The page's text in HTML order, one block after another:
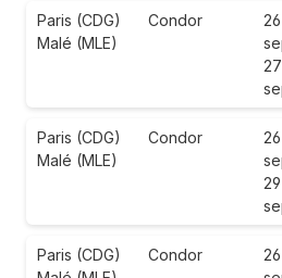
Paris (CDG)
Malé (MLE)
Condor
26
27
Paris (CDG)
Malé (MLE)
Condor
26
29
Paris (CDG)
Condor
26